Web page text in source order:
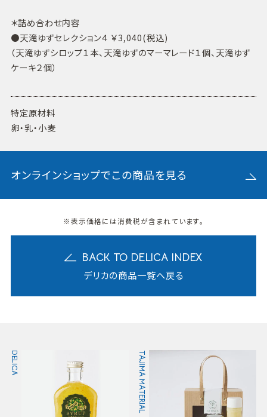
＊詰め合わせ内容
●天滝ゆずセレクション４ ￥3,040(税込)
（天滝ゆずシロップ１本、天滝ゆずのマーマレード１個、天滝ゆず
ケーキ２個）
特定原材料
卵・乳・小麦
オンラインショップでこの商品を見る
※表示価格には消費税が含まれています。
BACK TO DELICA INDEX
デリカの商品一覧へ戻る
DELICA TAJIMA MATERIAL